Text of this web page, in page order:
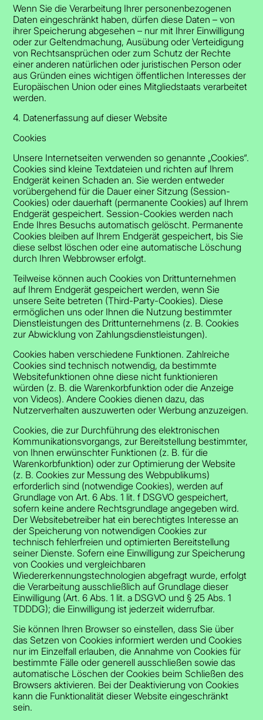
Wenn Sie die Verarbeitung Ihrer personenbezogenen
Daten eingeschränkt haben, dürfen diese Daten – von
ihrer Speicherung abgesehen – nur mit Ihrer Einwilligung
oder zur Geltendmachung, Ausübung oder Verteidigung
von Rechtsansprüchen oder zum Schutz der Rechte
einer anderen natürlichen oder juristischen Person oder
aus Gründen eines wichtigen öffentlichen Interesses der
Europäischen Union oder eines Mitgliedstaats verarbeitet
werden.
4. Datenerfassung auf dieser Website
Cookies
Unsere Internetseiten verwenden so genannte „Cookies“.
Cookies sind kleine Textdateien und richten auf Ihrem
Endgerät keinen Schaden an. Sie werden entweder
vorübergehend für die Dauer einer Sitzung (Session-
Cookies) oder dauerhaft (permanente Cookies) auf Ihrem
Endgerät gespeichert. Session-Cookies werden nach
Ende Ihres Besuchs automatisch gelöscht. Permanente
Cookies bleiben auf Ihrem Endgerät gespeichert, bis Sie
diese selbst löschen oder eine automatische Löschung
durch Ihren Webbrowser erfolgt.
Teilweise können auch Cookies von Drittunternehmen
auf Ihrem Endgerät gespeichert werden, wenn Sie
unsere Seite betreten (Third-Party-Cookies). Diese
ermöglichen uns oder Ihnen die Nutzung bestimmter
Dienstleistungen des Drittunternehmens (z. B. Cookies
zur Abwicklung von Zahlungsdienstleistungen).
Cookies haben verschiedene Funktionen. Zahlreiche
Cookies sind technisch notwendig, da bestimmte
Websitefunktionen ohne diese nicht funktionieren
würden (z. B. die Warenkorbfunktion oder die Anzeige
von Videos). Andere Cookies dienen dazu, das
Nutzerverhalten auszuwerten oder Werbung anzuzeigen.
Cookies, die zur Durchführung des elektronischen
Kommunikationsvorgangs, zur Bereitstellung bestimmter,
von Ihnen erwünschter Funktionen (z. B. für die
Warenkorbfunktion) oder zur Optimierung der Website
(z. B. Cookies zur Messung des Webpublikums)
erforderlich sind (notwendige Cookies), werden auf
Grundlage von Art. 6 Abs. 1 lit. f DSGVO gespeichert,
sofern keine andere Rechtsgrundlage angegeben wird.
Der Websitebetreiber hat ein berechtigtes Interesse an
der Speicherung von notwendigen Cookies zur
technisch fehlerfreien und optimierten Bereitstellung
seiner Dienste. Sofern eine Einwilligung zur Speicherung
von Cookies und vergleichbaren
Wiedererkennungstechnologien abgefragt wurde, erfolgt
die Verarbeitung ausschließlich auf Grundlage dieser
Einwilligung (Art. 6 Abs. 1 lit. a DSGVO und § 25 Abs. 1
TDDDG); die Einwilligung ist jederzeit widerrufbar.
Sie können Ihren Browser so einstellen, dass Sie über
das Setzen von Cookies informiert werden und Cookies
nur im Einzelfall erlauben, die Annahme von Cookies für
bestimmte Fälle oder generell ausschließen sowie das
automatische Löschen der Cookies beim Schließen des
Browsers aktivieren. Bei der Deaktivierung von Cookies
kann die Funktionalität dieser Website eingeschränkt
sein.